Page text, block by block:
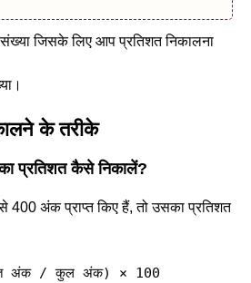
जिसके लिए आप प्रतिशत निकालना
के तरीके
का प्रतिशत कैसे निकालें?
400 अंक प्राप्त किए हैं, तो उसका प्रतिशत
अंक / कुल अंक) × 100